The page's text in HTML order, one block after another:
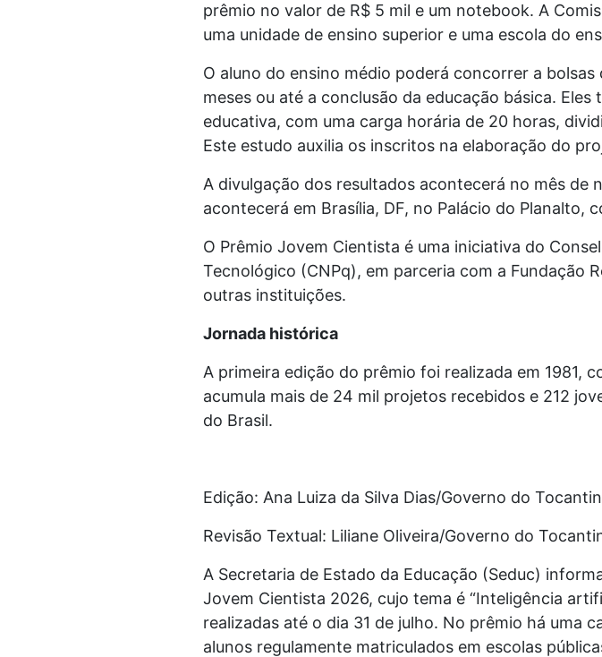
prêmio no valor de R$ 5 mil e um notebook. A
uma unidade de ensino superior e uma escola do
O aluno do ensino médio poderá concorrer a
meses ou até a conclusão da educação básica.
educativa, com uma carga horária de 20 horas,
Este estudo auxilia os inscritos na elaboração do
A divulgação dos resultados acontecerá no mês de
acontecerá em Brasília, DF, no Palácio do Planalto,
O Prêmio Jovem Cientista é uma iniciativa do
Tecnológico (CNPq), em parceria com a Fundação
outras instituições.
Jornada histórica
A primeira edição do prêmio foi realizada em 1981,
acumula mais de 24 mil projetos recebidos e 212
do Brasil.
Edição: Ana Luiza da Silva Dias/Governo do
Revisão Textual: Liliane Oliveira/Governo do
A Secretaria de Estado da Educação (Seduc)
Jovem Cientista 2026, cujo tema é “Inteligência
realizadas até o dia 31 de julho. No prêmio há uma
alunos regulamente matriculados em escolas